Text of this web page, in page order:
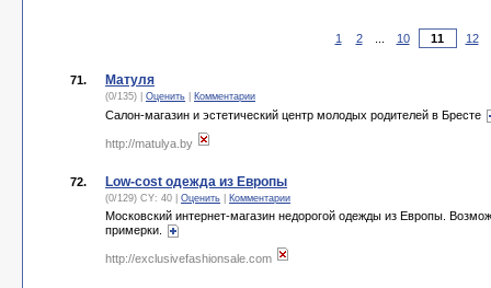
1 2 10 12
71. Матуля
(0/135) | Оценить Комментарии
Салон-магазин и эстетический центр молодых родителей в Бресте
http://matulya.by
72. Low-cost одежда из Европы
(0/129) CY: 40 | Оценить Комментарии
Московский интернет-магазин недорогой одежды из Европы.
примерки.
http://exclusivefashionsale.com